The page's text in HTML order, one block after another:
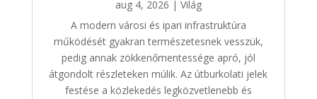
aug 4, 2026 | Világ
A modern városi és ipari infrastruktúra
működését gyakran természetesnek vesszük,
pedig annak zökkenőmentessége apró, jól
átgondolt részleteken múlik. Az útburkolati jelek
festése a közlekedés legközvetlenebb és